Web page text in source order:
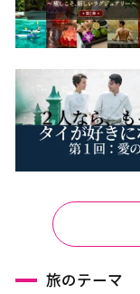
旅のテーマ